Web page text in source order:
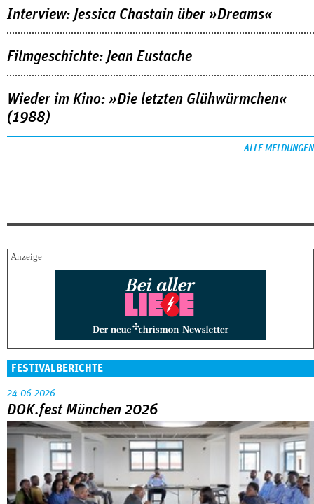
Interview: Jessica Chastain über »Dreams«
Filmgeschichte: Jean Eustache
Wieder im Kino: »Die letzten Glühwürmchen«
(1988)
ALLE MELDUNGEN
FESTIVALBERICHTE
24.06.2026
DOK.fest München 2026